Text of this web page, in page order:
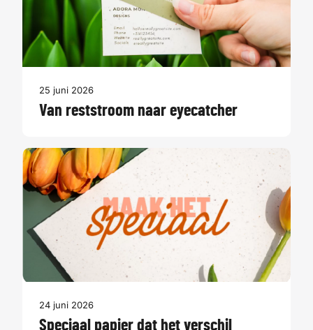
25 juni 2026
Van reststroom naar eyecatcher
24 juni 2026
Speciaal papier dat het verschil